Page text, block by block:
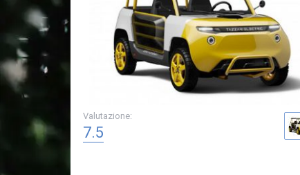
Valutazione:
7.5